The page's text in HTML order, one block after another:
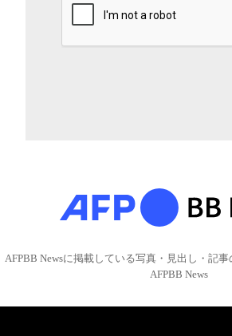
AFPBB Newsに掲載している写真・見出し・記
AFPBB News